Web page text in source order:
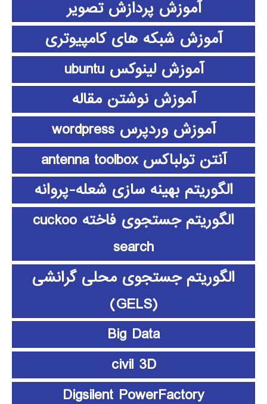
آموزش پردازش تصویر
آموزش شبکه های کامپیوتری
آموزش لینوکس ubuntu
آموزش نوشتن مقاله
آموزش وردپرس wordpress
آنتن تولباکس antenna toolbox
الگوریتم بهینه سازی شعله-پروانه
الگوریتم جستجوی فاخته cuckoo
search
الگوریتم جستجوی محلی گرانشی
(GELS)
Big Data
civil 3D
Digsilent PowerFactory